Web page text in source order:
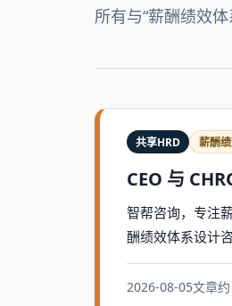
所有与“薪酬绩效
共享HRD 薪酬
CEO 与
智帮咨询，专注
酬绩效体系设计
2026-08-05文章